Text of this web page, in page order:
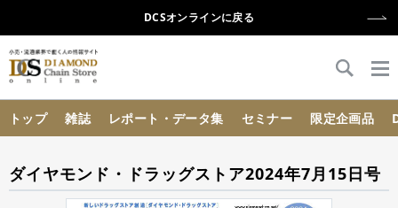
DCSオンラインに戻る
トップ 雑誌 レポート・データ集 セミナー 限定企画品
ダイヤモンド・ドラッグストア2024年7月15日号